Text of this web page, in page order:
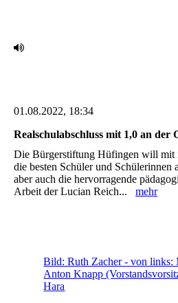
01.08.2022, 18:34
Realschulabschluss mit 1,0 an der
Die Bürgerstiftung Hüfingen will mit
die besten Schüler und Schülerinnen
aber auch die hervorragende
Arbeit der Lucian Reich... mehr
Bild: Ruth Zacher - von links:
Anton Knapp
Hara